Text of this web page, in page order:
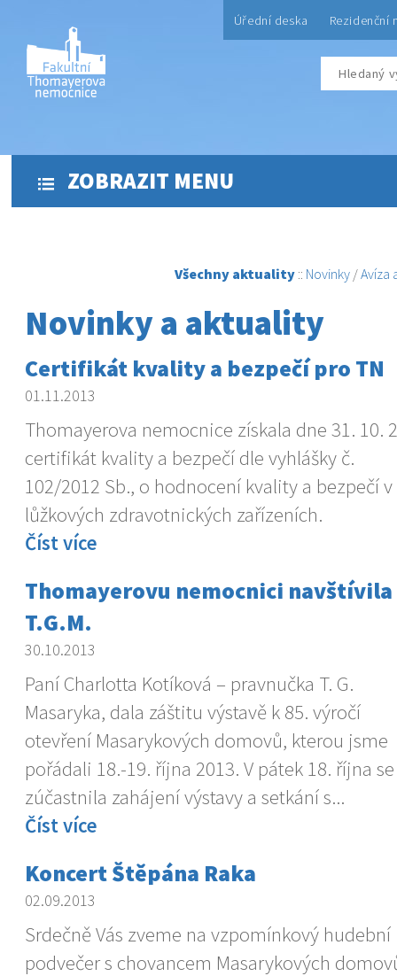
Úřední deska Rezidenční
ZOBRAZIT MENU
Všechny aktuality :: Novinky /Avíza
Novinky a aktuality
Certifikát kvality a bezpečí pro TN
01.11.2013
Thomayerova nemocnice získala dne 31. 10.
certifikát kvality a bezpečí dle vyhlášky č.
102/2012 Sb., o hodnocení kvality a bezpečí v
lůžkových zdravotnických zařízeních.
Číst více
Thomayerovu nemocnici
T.G.M.
30.10.2013
Paní Charlotta Kotíková – pravnučka T. G.
Masaryka, dala záštitu výstavě k 85. výročí
otevření Masarykových domovů, kterou jsme
pořádali 18.-19. října 2013. V pátek 18. října
zúčastnila zahájení výstavy a setkání s...
Číst více
Koncert Štěpána Raka
02.09.2013
Srdečně Vás zveme na vzpomínkový hudební
podvečer s chovancem Masarykových